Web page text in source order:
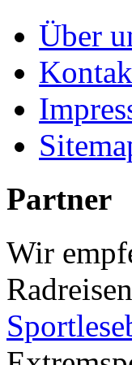
Über
Partner
Wir